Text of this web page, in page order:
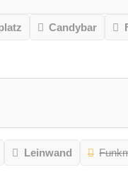
Candybar
Leinwand